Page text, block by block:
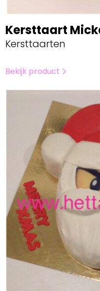
Kersttaart
Kersttaarten
Bekijk product